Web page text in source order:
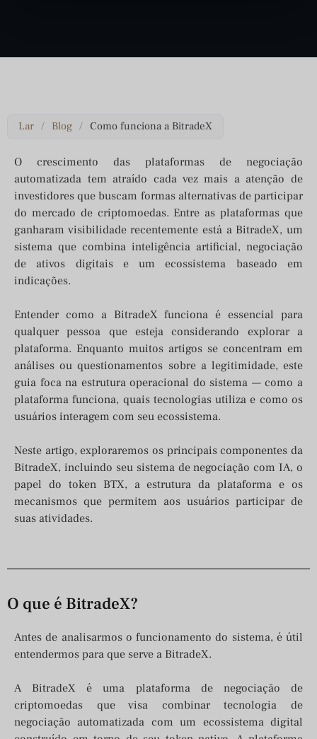
Lar / Blog / Como funciona a BitradeX
O crescimento das plataformas de negociação
automatizada tem atraído cada vez mais a atenção de
investidores que buscam formas alternativas de participar
do mercado de criptomoedas. Entre as plataformas que
ganharam visibilidade recentemente está a BitradeX, um
sistema que combina inteligência artificial, negociação
de ativos digitais e um ecossistema baseado em
indicações.
Entender como a BitradeX funciona é essencial para
qualquer pessoa que esteja considerando explorar a
plataforma. Enquanto muitos artigos se concentram em
análises ou questionamentos sobre a legitimidade, este
guia foca na estrutura operacional do sistema — como a
plataforma funciona, quais tecnologias utiliza e como os
usuários interagem com seu ecossistema.
Neste artigo, exploraremos os principais componentes da
BitradeX, incluindo seu sistema de negociação com IA, o
papel do token BTX, a estrutura da plataforma e os
mecanismos que permitem aos usuários participar de
suas atividades.
O que é BitradeX?
Antes de analisarmos o funcionamento do sistema, é útil
entendermos para que serve a BitradeX.
A BitradeX é uma plataforma de negociação de
criptomoedas que visa combinar tecnologia de
negociação automatizada com um ecossistema digital